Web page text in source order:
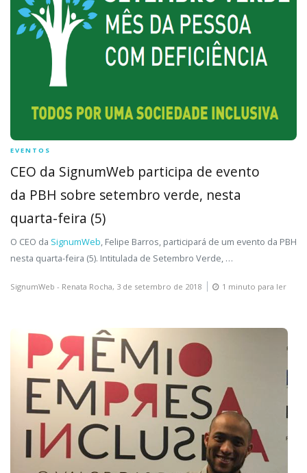
EVENTOS
CEO da SignumWeb participa de evento
da PBH sobre setembro verde, nesta
quarta-feira (5)
O CEO da SignumWeb, Felipe Barros, participará de um evento da PBH
nesta quarta-feira (5). Intitulada de Setembro Verde, …
SignumWeb - Renata Rocha, 3 de setembro de 2018 1 minuto para ler